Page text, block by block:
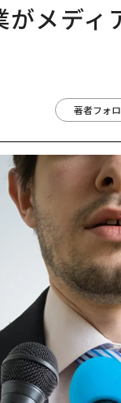
メディ
著者フォ